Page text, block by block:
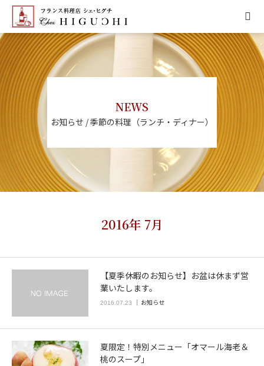
NEWS
お知らせ / 季節の料理（ランチ・ディナー）
2016年 7月
【夏季休暇のお知らせ】お盆は休まず営
業いたします。
2016.07.23 お知らせ
夏限定！特別メニュー「オマール海老＆
桃のスープ」
HOME
CONCEPT
MENU
ACCESS
NEWS